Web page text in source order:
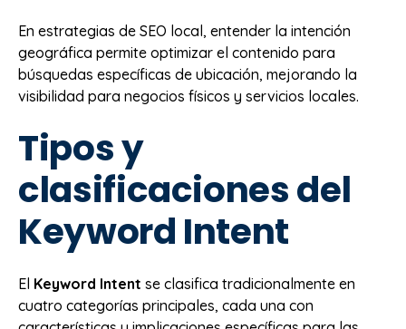
En estrategias de SEO local, entender la intención
geográfica permite optimizar el contenido para
búsquedas específicas de ubicación, mejorando la
visibilidad para negocios físicos y servicios locales.
Tipos y
clasificaciones del
Keyword Intent
El Keyword Intent se clasifica tradicionalmente en
cuatro categorías principales, cada una con